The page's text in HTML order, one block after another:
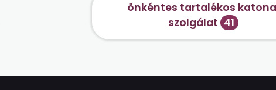
önkéntes tartalékos
szolgálat 41